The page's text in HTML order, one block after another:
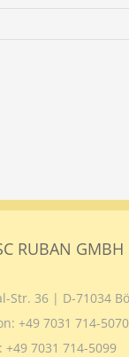
RUBAN GMBH
Str. 36 | D-71034
+49 7031 714-5070
+49 7031 714-5099